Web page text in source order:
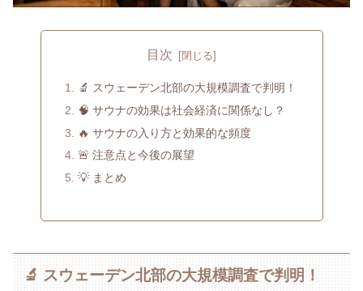
目次
🔬 スウェーデン北部の大規模調査で判明！
🧠 サウナの効果は社会経済に関係なし？
🔥 サウナの入り方と効果的な頻度
🚨 注意点と今後の展望
💡 まとめ
🔬 スウェーデン北部の大規模調査で判明！